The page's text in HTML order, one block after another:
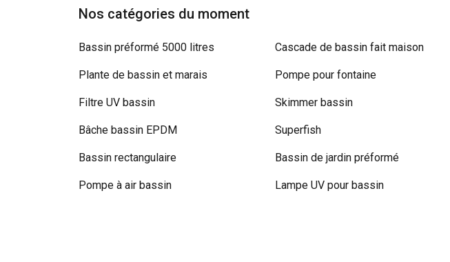
Nos catégories du moment
Bassin préformé 5000 litres
Plante de bassin et marais
Filtre UV bassin
Bâche bassin EPDM
Bassin rectangulaire
Pompe à air bassin
Cascade de bassin fait maison
Pompe pour fontaine
Skimmer bassin
Superfish
Bassin de jardin préformé
Lampe UV pour bassin